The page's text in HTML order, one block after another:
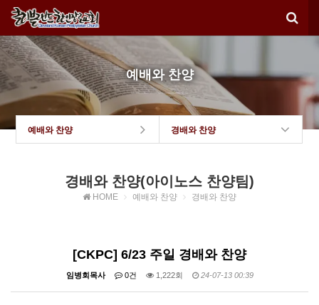
예배와 찬양
예배와 찬양 경배와 찬양
경배와 찬양(아이노스 찬양팀)
HOME 예배와 찬양 경배와 찬양
[CKPC] 6/23 주일 경배와 찬양
임병회목사 0건 1,222회 24-07-13 00:39